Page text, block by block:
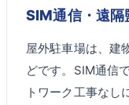
SIM通信・遠隔
屋外駐車場は、建
どです。SIM通信
トワーク工事なし